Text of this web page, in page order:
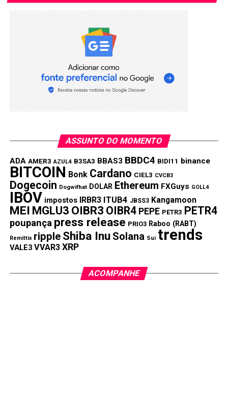
ASSUNTO DO MOMENTO
ADA AMER3 AZUL4 B3SA3 BBAS3 BBDC4 BIDI11 binance
BITCOIN Bonk Cardano CIEL3 CVCB3
Dogecoin Dogwifhat DOLAR Ethereum FXGuys GOLL4
IBOV impostos IRBR3 ITUB4 JBSS3 Kangamoon
MEI MGLU3 OIBR3 OIBR4 PEPE PETR3 PETR4
poupança press release PRIO3 Raboo (RABT)
Remittix ripple Shiba Inu Solana Sui trends
VALE3 VVAR3 XRP
ACOMPANHE